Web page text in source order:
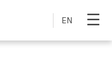
EN